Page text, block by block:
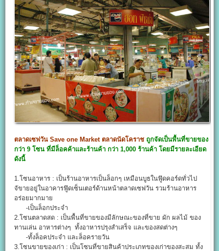
ตลาดเซฟวัน Save one Market ตลาดนัดโคราช ถูกจัดเป็นพื้นที่ขายของ
กว่า 9 โซน ที่มีล็อคค้าและร้านค้า กว่า 1,000 ร้านค้า โดยมีรายละเอียด
ดังนี้
1.โซนอาหาร : เป็นร้านอาหารเป็นล็อกๆ เหมือนบูธในฟู๊ดคอร์ดทั่วไป
จัขายอยู่ในอาคารฟู๊ดเซ็นเตอร์ด้านหน้าตลาดเซฟวัน รวมร้านอาหาร
อร่อยมากมาย
-เป็นล็อกประจำ
2.โซนตลาดสด : เป็นพื้นที่ขายของมีลักษณะของที่ขาย ผัก ผลไม้ ของ
ทานเล่น อาหารต่างๆ ทั้งอาหารปรุงสำเสร็จ และของสดต่างๆ
-ทั้งล็อคประจำ และล็อครายวัน
3.โซนขายของเก่า : เป็นโซนที่ขายสินค้าประเภทของเก่าของสะสม ทั้ง